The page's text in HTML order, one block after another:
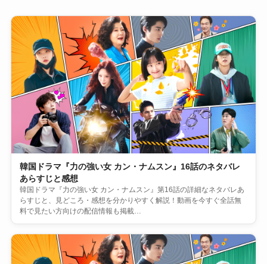
韓国ドラマ『力の強い女 カン・ナムスン』16話のネタバレ
あらすじと感想
韓国ドラマ『力の強い女 カン・ナムスン』第16話の詳細なネタバレあ
らすじと、見どころ・感想を分かりやすく解説！動画を今すぐ全話無
料で見たい方向けの配信情報も掲載…